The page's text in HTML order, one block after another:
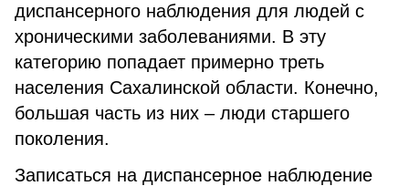
диспансерного наблюдения для людей с
хроническими заболеваниями. В эту
категорию попадает примерно треть
населения Сахалинской области. Конечно,
большая часть из них – люди старшего
поколения.
Записаться на диспансерное наблюдение